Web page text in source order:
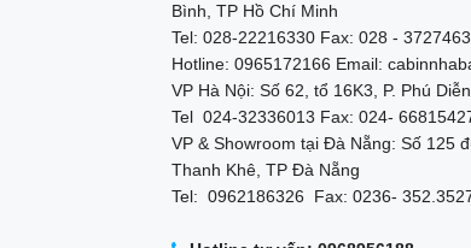
Bình, TP Hồ Chí Minh
Tel: 028-22216330 Fax: 028 -
Hotline: 0965172166 Email:
VP Hà Nội: Số 62, tổ 16K3, P. Phú
Tel 024-32336013 Fax: 024-
VP & Showroom tại Đà Nẵng: Số 125
Thanh Khê, TP Đà Nẵng
Tel: 0962186326 Fax: 0236-